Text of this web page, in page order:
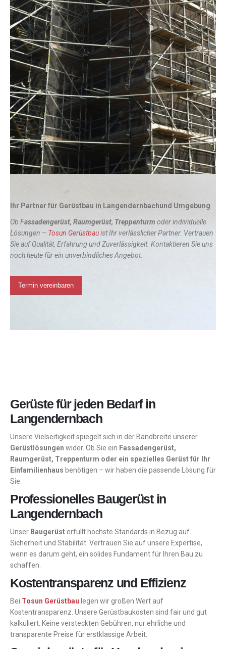
Ihr Partner für Gerüstbau in Langendernbachund Umgebung
Ob Fassadengerüst, Raumgerüst, Treppenturm oder individuelle
Lösungen – Tosun Gerüstbauist Ihr verlässlicher Partner. Vertrauen
Sie auf Qualität, Erfahrung und Zuverlässigkeit. Kontaktieren Sie uns
noch heute für ein unverbindliches Angebot.
Termin vereinbaren
Gerüste für jeden Bedarf in
Langendernbach
Unsere Vielseitigkeit spiegelt sich in der Bandbreite unserer
Gerüstlösungen wider. Ob Sie ein Fassadengerüst,
Raumgerüst, Treppenturm oder ein spezielles Gerüst für Ihr
Einfamilienhaus benötigen – wir haben die passende Lösung für
Sie.
Professionelles Baugerüst in
Langendernbach
Unser Baugerüsterfüllt höchste Standards in Bezug auf
Sicherheit und Stabilität. Vertrauen Sie auf unsere Expertise,
wenn es darum geht, ein solides Fundament für Ihren Bau zu
schaffen.
Kostentransparenz und Effizienz
Bei Tosun Gerüstbau legen wir großen Wert auf
Kostentransparenz. Unsere Gerüstbaukosten sind fair und gut
kalkuliert. Keine versteckten Gebühren, nur ehrliche und
transparente Preise für erstklassige Arbeit.